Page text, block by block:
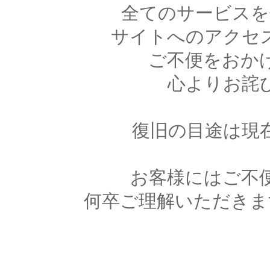
全てのサービス
サイトへのアクセ
ご不便をおか
心よりお詫
復旧の目途は現
お客様にはご不
何卒ご理解いただき